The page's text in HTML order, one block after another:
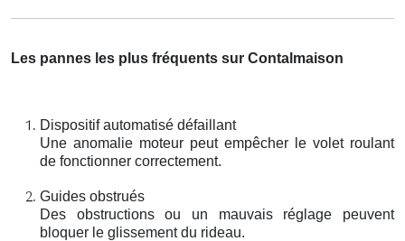
Les pannes les plus fréquents sur Contalmaison
Dispositif automatisé défaillant
Une anomalie moteur peut empêcher le volet roulant
de fonctionner correctement.
Guides obstrués
Des obstructions ou un mauvais réglage peuvent
bloquer le glissement du rideau.